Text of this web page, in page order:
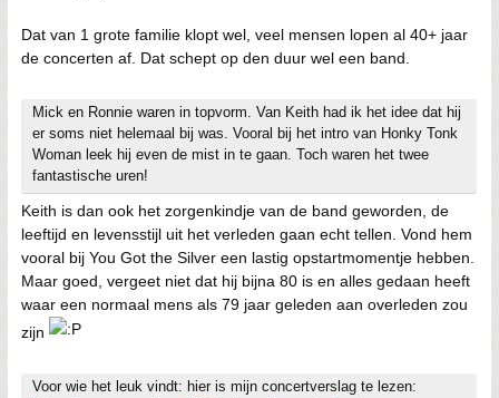
Dat van 1 grote familie klopt wel, veel mensen lopen al 40+ jaar
de concerten af. Dat schept op den duur wel een band.
Mick en Ronnie waren in topvorm. Van Keith had ik het idee dat hij
er soms niet helemaal bij was. Vooral bij het intro van Honky Tonk
Woman leek hij even de mist in te gaan. Toch waren het twee
fantastische uren!
Keith is dan ook het zorgenkindje van de band geworden, de
leeftijd en levensstijl uit het verleden gaan echt tellen. Vond hem
vooral bij You Got the Silver een lastig opstartmomentje hebben.
Maar goed, vergeet niet dat hij bijna 80 is en alles gedaan heeft
waar een normaal mens als 79 jaar geleden aan overleden zou
zijn
Voor wie het leuk vindt: hier is mijn concertverslag te lezen: